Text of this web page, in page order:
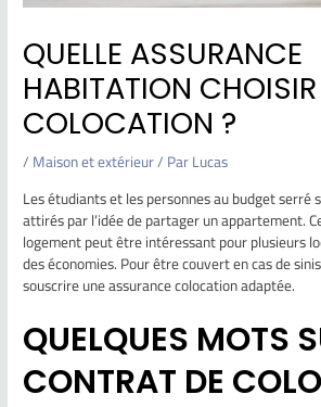
QUELLE ASSURANCE
HABITATION CHOISIR
COLOCATION ?
/Maison et extérieur/ ParLucas
Les étudiants et les personnes au budget serré
attirés par l’idée de partager un appartement.
logement peut être intéressant pour plusieurs
des économies. Pour être couvert en cas de
souscrire une assurance colocation adaptée.
QUELQUES MOTS
CONTRAT DE